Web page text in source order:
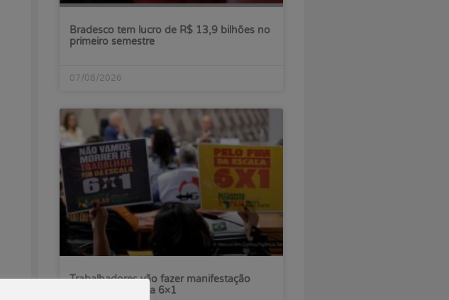
Bradesco tem lucro de R$ 13,9 bilhões no
primeiro semestre
07/08/2026
Trabalhadores vão fazer manifestação
pelo fim da escala 6×1